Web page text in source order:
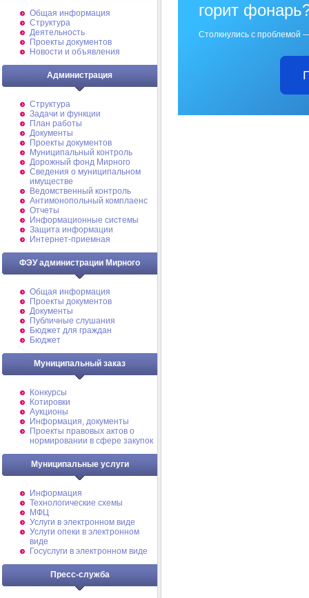
Общая информация
Структура
Деятельность
Проекты документов
Новости и объявления
Администрация
Структура
Задачи и функции
План работы
Документы
Проекты документов
Муниципальный контроль
Дорожный фонд Мирного
Cведения о муниципальном
имуществе
Ведомственный контроль
Антимонопольный комплаенс
Отчеты
Информационные системы
Защита информации
Интернет-приемная
ФЭУ администрации Мирного
Общая информация
Проекты документов
Документы
Публичные слушания
Бюджет для граждан
Бюджет
Муниципальный заказ
Конкурсы
Котировки
Аукционы
Информация, документы
Проекты правовых актов о
нормировании в сфере закупок
Муниципальные услуги
Информация
Технологические схемы
МФЦ
Услуги в электронном виде
Услуги опеки в электронном
виде
Госуслуги в электронном виде
Пресс-служба
горит
Столкнулись с проблемой